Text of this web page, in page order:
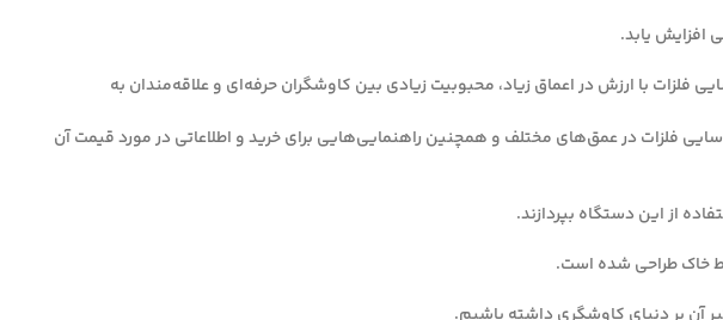
افزایش یابد.
با ارزش در اعماق زیاد، محبوبیت زیادی بین کاوشگران حرفه‌ای و علاقه‌مندان به
آن، توانایی‌های دستگاه در شناسایی فلزات در عمق‌های مختلف و همچنین راهنمایی‌هایی برای خرید و اطلاعاتی در مورد قیمت آن